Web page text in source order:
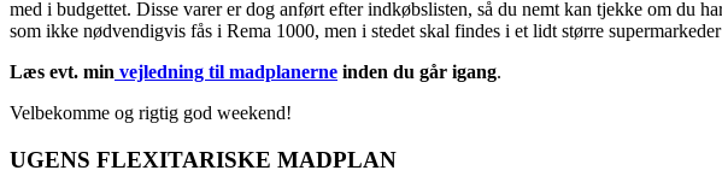
med i budgettet. Disse varer er dog anført efter indkøbslisten, så du nemt kan tjekke om
som ikke nødvendigvis fås i Rema 1000, men i stedet skal findes i et lidt større
Læs evt. min vejledning til madplanerne inden du går igang.
Velbekomme og rigtig god weekend!
UGENS FLEXITARISKE MADPLAN